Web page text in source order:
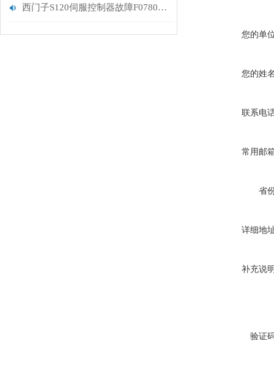
西门子S120伺服控制器故障F07807报警解决维修
您的单
您的姓
联系电
常用邮
省
详细地
补充说
验证